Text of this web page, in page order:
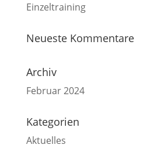
Einzeltraining
Neueste Kommentare
Archiv
Februar 2024
Kategorien
Aktuelles